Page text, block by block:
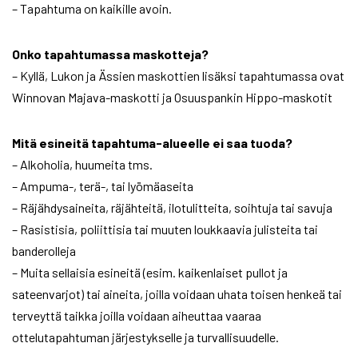
– Tapahtuma on kaikille avoin.
Onko tapahtumassa maskotteja?
– Kyllä, Lukon ja Ässien maskottien lisäksi tapahtumassa ovat
Winnovan Majava-maskotti ja Osuuspankin Hippo-maskotit
Mitä esineitä tapahtuma-alueelle ei saa tuoda?
– Alkoholia, huumeita tms.
– Ampuma-, terä-, tai lyömäaseita
– Räjähdysaineita, räjähteitä, ilotulitteita, soihtuja tai savuja
– Rasistisia, poliittisia tai muuten loukkaavia julisteita tai
banderolleja
– Muita sellaisia esineitä (esim. kaikenlaiset pullot ja
sateenvarjot) tai aineita, joilla voidaan uhata toisen henkeä tai
terveyttä taikka joilla voidaan aiheuttaa vaaraa
ottelutapahtuman järjestykselle ja turvallisuudelle.